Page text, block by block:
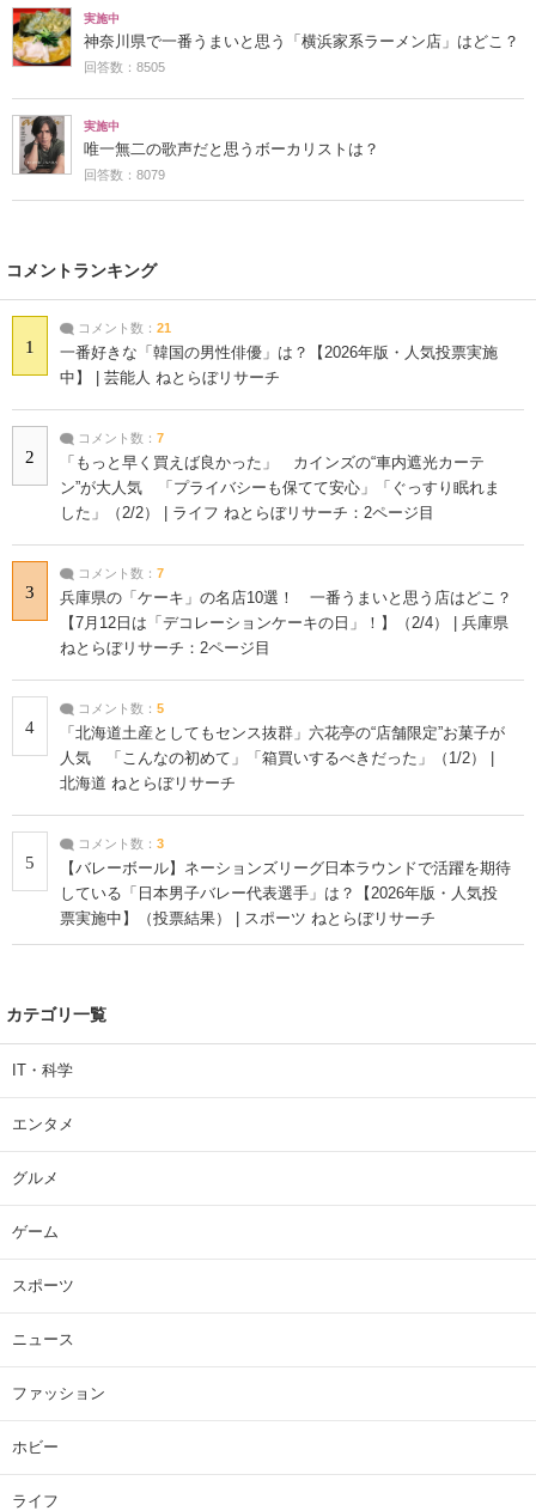
実施中
神奈川県で一番うまいと思う「横浜家系ラーメン店」はどこ？
回答数：8505
実施中
唯一無二の歌声だと思うボーカリストは？
回答数：8079
コメントランキング
1
コメント数： 21
一番好きな「韓国の男性俳優」は？【2026年版・人気投票実施
中】 | 芸能人 ねとらぼリサーチ
2
コメント数： 7
「もっと早く買えば良かった」 カインズの“車内遮光カーテ
ン”が大人気 「プライバシーも保てて安心」「ぐっすり眠れま
した」（2/2） | ライフ ねとらぼリサーチ：2ページ目
3
コメント数： 7
兵庫県の「ケーキ」の名店10選！ 一番うまいと思う店はどこ？
【7月12日は「デコレーションケーキの日」！】（2/4） | 兵庫県
ねとらぼリサーチ：2ページ目
4
コメント数： 5
「北海道土産としてもセンス抜群」六花亭の“店舗限定”お菓子が
人気 「こんなの初めて」「箱買いするべきだった」（1/2） |
北海道 ねとらぼリサーチ
5
コメント数： 3
【バレーボール】ネーションズリーグ日本ラウンドで活躍を期待
している「日本男子バレー代表選手」は？【2026年版・人気投
票実施中】（投票結果） | スポーツ ねとらぼリサーチ
カテゴリ一覧
IT・科学
エンタメ
グルメ
ゲーム
スポーツ
ニュース
ファッション
ホビー
ライフ